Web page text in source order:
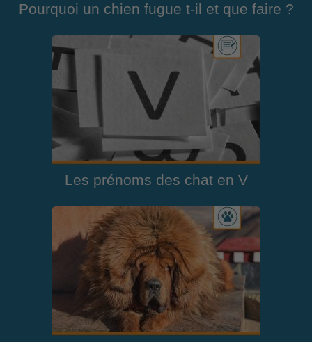
Pourquoi un chien fugue t-il et que faire ?
Les prénoms des chat en V